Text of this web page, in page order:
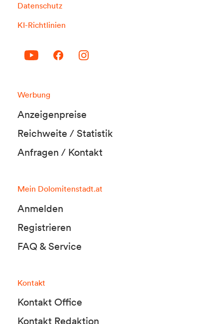
Datenschutz
KI-Richtlinien
Werbung
Anzeigenpreise
Reichweite / Statistik
Anfragen / Kontakt
Mein Dolomitenstadt.at
Anmelden
Registrieren
FAQ & Service
Kontakt
Kontakt Office
Kontakt Redaktion